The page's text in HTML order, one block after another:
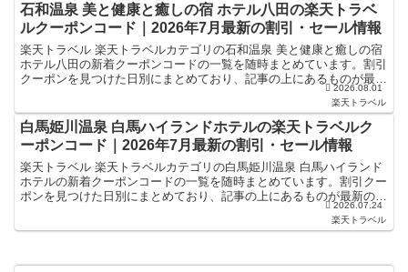
石和温泉 美と健康と癒しの宿 ホテル八田の楽天トラベ
ルクーポンコード｜2026年7月最新の割引・セール情報
楽天トラベル 楽天トラベルカテゴリの石和温泉 美と健康と癒しの宿
ホテル八田の新着クーポンコードの一覧を随時まとめています。割引
クーポンを見つけた日別にまとめており、記事の上にあるものが最新
の割引クーポンになります。ホテル・旅館宿泊の予約な... 2026.08.01
楽天トラベル
白馬姫川温泉 白馬ハイランドホテルの楽天トラベルク
ーポンコード｜2026年7月最新の割引・セール情報
楽天トラベル 楽天トラベルカテゴリの白馬姫川温泉 白馬ハイランド
ホテルの新着クーポンコードの一覧を随時まとめています。割引クー
ポンを見つけた日別にまとめており、記事の上にあるものが最新の割
引クーポンになります。ホテル・旅館宿泊の予約などで使...2026.07.24
楽天トラベル